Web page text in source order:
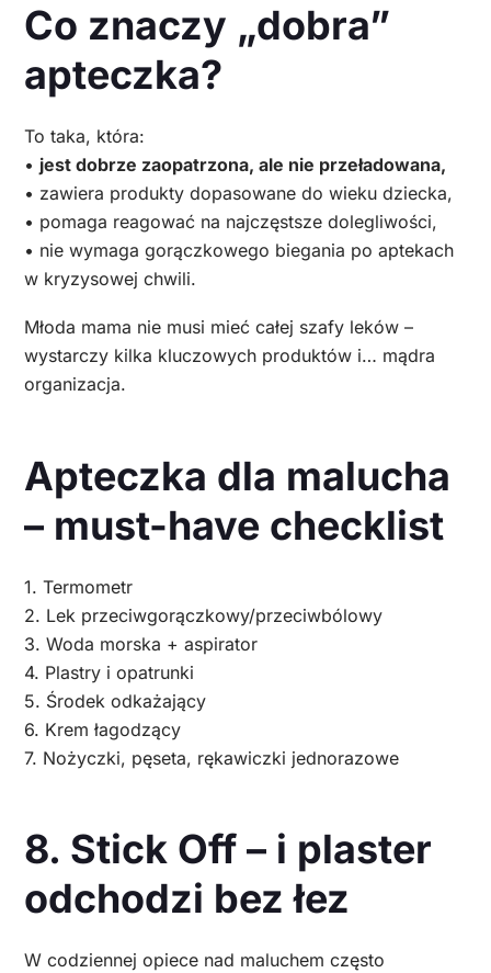
Co znaczy „dobra”
apteczka?
To taka, która:
• jest dobrze zaopatrzona, ale nie przeładowana,
• zawiera produkty dopasowane do wieku dziecka,
• pomaga reagować na najczęstsze dolegliwości,
• nie wymaga gorączkowego biegania po aptekach
w kryzysowej chwili.
Młoda mama nie musi mieć całej szafy leków –
wystarczy kilka kluczowych produktów i… mądra
organizacja.
Apteczka dla malucha
– must-have checklist
1. Termometr
2. Lek przeciwgorączkowy/przeciwbólowy
3. Woda morska + aspirator
4. Plastry i opatrunki
5. Środek odkażający
6. Krem łagodzący
7. Nożyczki, pęseta, rękawiczki jednorazowe
8. Stick Off – i plaster
odchodzi bez łez
W codziennej opiece nad maluchem często